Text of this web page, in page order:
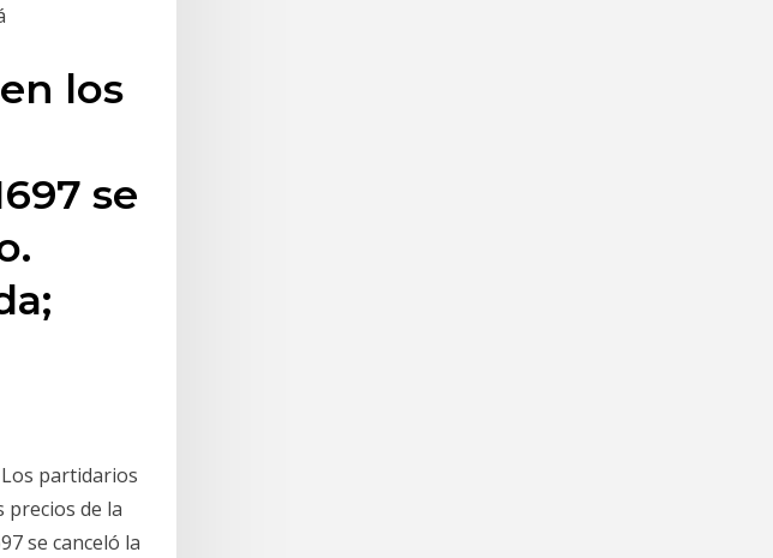
los
se
partidarios
precios de la
se canceló la